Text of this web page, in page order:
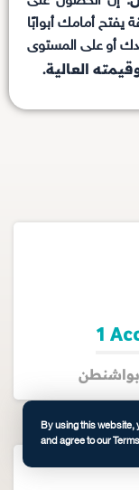
أمامك أبوابًا
أو على المستوى
العالية.
1
بواشنطن
By using this website,
and agree to our